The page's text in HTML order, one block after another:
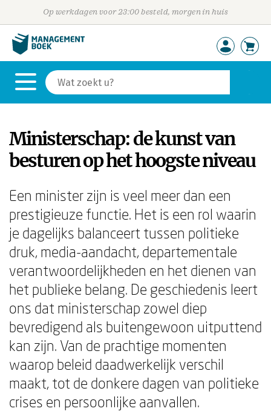
Op werkdagen voor 23:00 besteld, morgen in huis
Ministerschap: de kunst van
besturen op het hoogste niveau
Een minister zijn is veel meer dan een
prestigieuze functie. Het is een rol waarin
je dagelijks balanceert tussen politieke
druk, media-aandacht, departementale
verantwoordelijkheden en het dienen van
het publieke belang. De geschiedenis leert
ons dat ministerschap zowel diep
bevredigend als buitengewoon uitputtend
kan zijn. Van de prachtige momenten
waarop beleid daadwerkelijk verschil
maakt, tot de donkere dagen van politieke
crises en persoonlijke aanvallen.